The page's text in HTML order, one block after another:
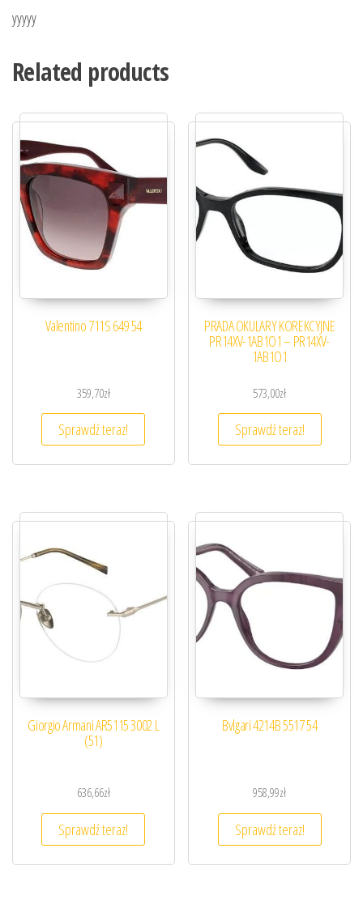
yyyyy
Related products
Valentino 711S 649 54
359,70zł
Sprawdź teraz!
PRADA OKULARY KOREKCYJNE
PR14XV-1AB1O1 – PR14XV-
1AB1O1
573,00zł
Sprawdź teraz!
Giorgio Armani AR5115 3002 L
(51)
636,66zł
Sprawdź teraz!
Bvlgari 4214B 5517 54
958,99zł
Sprawdź teraz!